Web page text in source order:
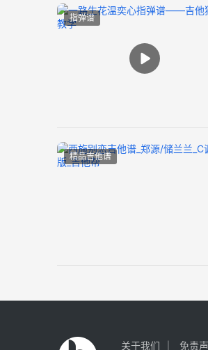
指弹谱
精品吉他谱
关于我们 免责